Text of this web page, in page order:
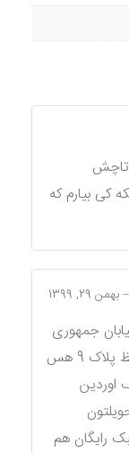
تاچش
کی بیارم که
–بهمن 29, 1399
جمهوری
نرسیده به پل حافظ پلاک 9 هس
تحویلتون
رایگان هم